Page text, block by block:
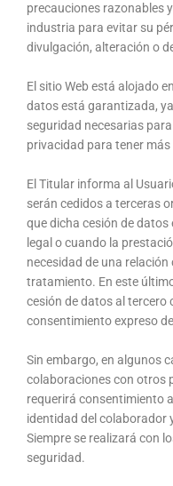
precauciones razonables
industria para evitar su
divulgación, alteración o
El sitio Web está alojado
datos está garantizada,
seguridad necesarias
privacidad para tener
El Titular informa al
serán cedidos a terceras
que dicha cesión de
legal o cuando la
necesidad de una
tratamiento. En este
cesión de datos al tercero
consentimiento expreso
Sin embargo, en algunos
colaboraciones con otros
requerirá consentimiento
identidad del colaborador
Siempre se realizará con
seguridad.